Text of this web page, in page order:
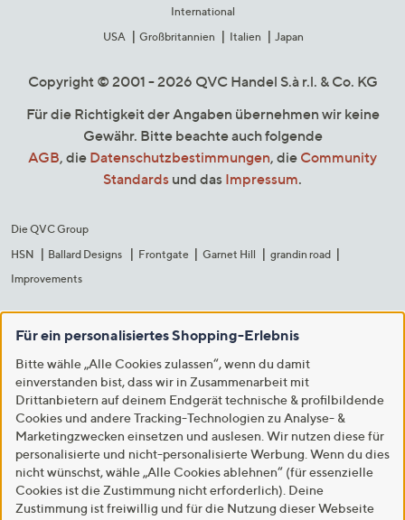
International
USA
Großbritannien Italien Japan
Copyright © 2001 - 2026 QVC Handel S.à r.l. & Co. KG
Für die Richtigkeit der Angaben übernehmen wir keine
Gewähr. Bitte beachte auch folgende
AGB, die Datenschutzbestimmungen, die Community
Standards und das Impressum.
Die QVC Group
HSN
Ballard Designs Frontgate Garnet Hill
grandin road
Improvements
Für ein personalisiertes Shopping-Erlebnis
Bitte wähle „Alle Cookies zulassen“, wenn du damit
einverstanden bist, dass wir in Zusammenarbeit mit
Drittanbietern auf deinem Endgerät technische & profilbildende
Cookies und andere Tracking-Technologien zu Analyse- &
Marketingzwecken einsetzen und auslesen. Wir nutzen diese für
personalisierte und nicht-personalisierte Werbung. Wenn du dies
nicht wünschst, wähle „Alle Cookies ablehnen“ (für essenzielle
Cookies ist die Zustimmung nicht erforderlich). Deine
Zustimmung ist freiwillig und für die Nutzung dieser Webseite